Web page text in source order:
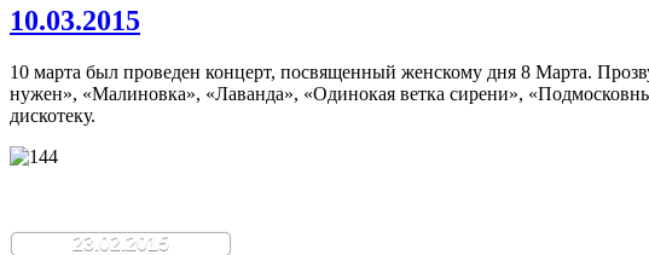
10.03.2015
10 марта был проведен концерт, посвященный женскому дня 8 Марта.
нужен», «Малиновка», «Лаванда», «Одинокая ветка сирени»,
дискотеку.
23.02.2015